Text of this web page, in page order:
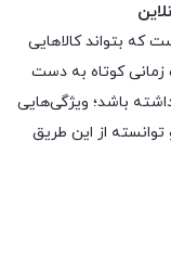
که بتواند کالاهایی
زمانی کوتاه به دست
باشد؛ ویژگی‌هایی
از این طریق